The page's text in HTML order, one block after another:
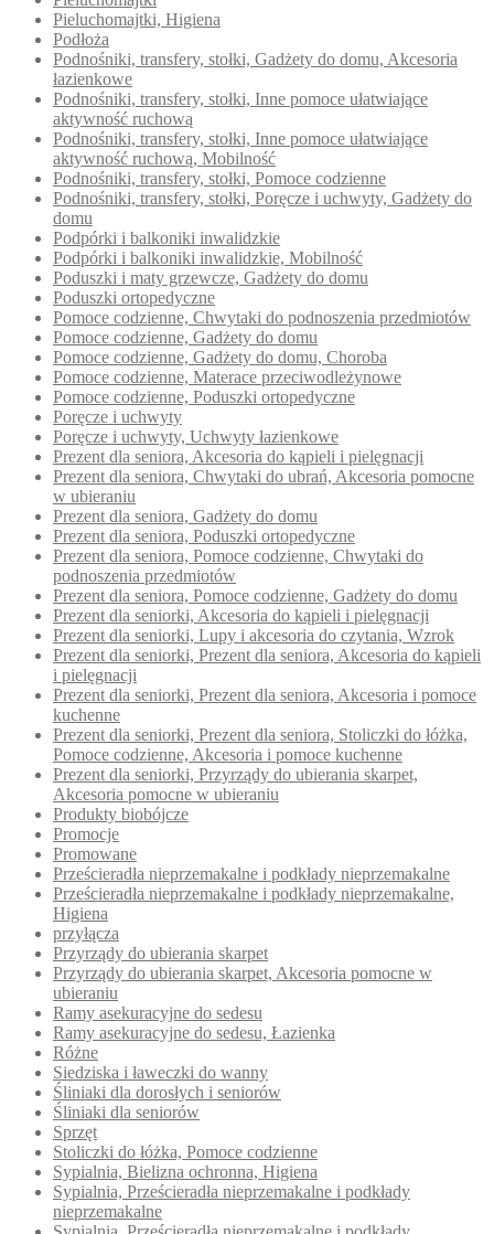
Pieluchomajtki, Higiena
Podłoża
Podnośniki, transfery, stołki, Gadżety do domu, Akcesoria
łazienkowe
Podnośniki, transfery, stołki, Inne pomoce ułatwiające
aktywność ruchową
Podnośniki, transfery, stołki, Inne pomoce ułatwiające
aktywność ruchową, Mobilność
Podnośniki, transfery, stołki, Pomoce codzienne
Podnośniki, transfery, stołki, Poręcze i uchwyty, Gadżety do
domu
Podpórki i balkoniki inwalidzkie
Podpórki i balkoniki inwalidzkie, Mobilność
Poduszki i maty grzewcze, Gadżety do domu
Poduszki ortopedyczne
Pomoce codzienne, Chwytaki do podnoszenia przedmiotów
Pomoce codzienne, Gadżety do domu
Pomoce codzienne, Gadżety do domu, Choroba
Pomoce codzienne, Materace przeciwodleżynowe
Pomoce codzienne, Poduszki ortopedyczne
Poręcze i uchwyty
Poręcze i uchwyty, Uchwyty łazienkowe
Prezent dla seniora, Akcesoria do kąpieli i pielęgnacji
Prezent dla seniora, Chwytaki do ubrań, Akcesoria pomocne
w ubieraniu
Prezent dla seniora, Gadżety do domu
Prezent dla seniora, Poduszki ortopedyczne
Prezent dla seniora, Pomoce codzienne, Chwytaki do
podnoszenia przedmiotów
Prezent dla seniora, Pomoce codzienne, Gadżety do domu
Prezent dla seniorki, Akcesoria do kąpieli i pielęgnacji
Prezent dla seniorki, Lupy i akcesoria do czytania, Wzrok
Prezent dla seniorki, Prezent dla seniora, Akcesoria do kąpieli
i pielęgnacji
Prezent dla seniorki, Prezent dla seniora, Akcesoria i pomoce
kuchenne
Prezent dla seniorki, Prezent dla seniora, Stoliczki do łóżka,
Pomoce codzienne, Akcesoria i pomoce kuchenne
Prezent dla seniorki, Przyrządy do ubierania skarpet,
Akcesoria pomocne w ubieraniu
Produkty biobójcze
Promocje
Promowane
Prześcieradła nieprzemakalne i podkłady nieprzemakalne
Prześcieradła nieprzemakalne i podkłady nieprzemakalne,
Higiena
przyłącza
Przyrządy do ubierania skarpet
Przyrządy do ubierania skarpet, Akcesoria pomocne w
ubieraniu
Ramy asekuracyjne do sedesu
Ramy asekuracyjne do sedesu, Łazienka
Różne
Siedziska i ławeczki do wanny
Śliniaki dla dorosłych i seniorów
Śliniaki dla seniorów
Sprzęt
Stoliczki do łóżka, Pomoce codzienne
Sypialnia, Bielizna ochronna, Higiena
Sypialnia, Prześcieradła nieprzemakalne i podkłady
nieprzemakalne